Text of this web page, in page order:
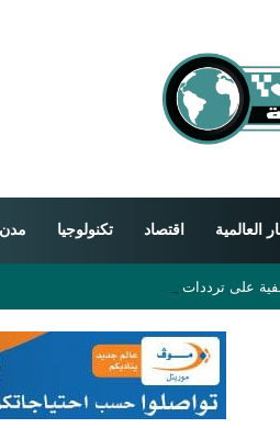
العالمية اقتصاد تكنولوجيا مدن
على ترددات قد تعيد رسم خريطة الاتصالات